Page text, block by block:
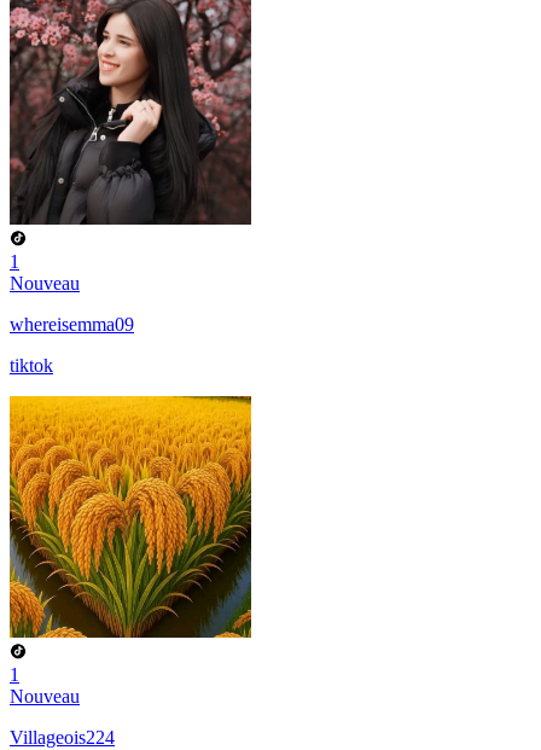
1
Nouveau
whereisemma09
tiktok
1
Nouveau
Villageois224